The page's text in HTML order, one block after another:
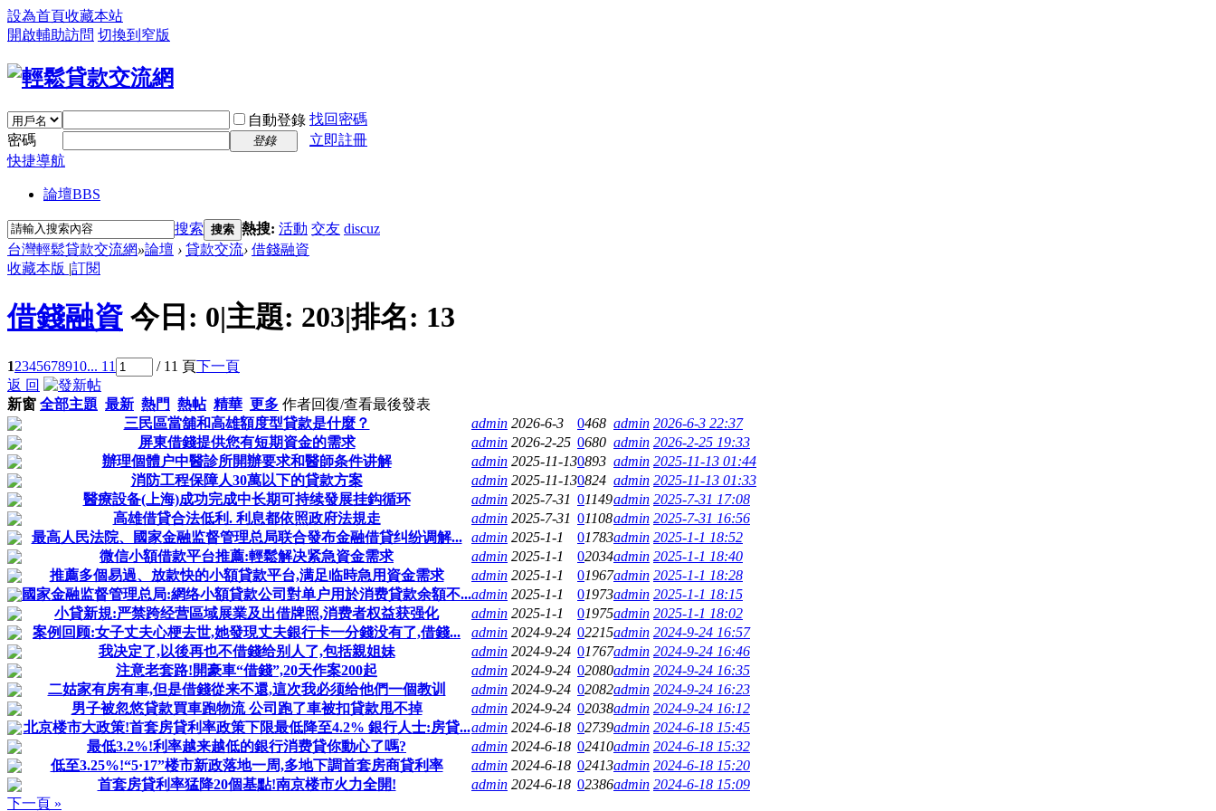
設為首頁收藏本站
開啟輔助訪問 切換到窄版
自動登錄 找回密碼
密碼
登錄
立即註冊
快捷導航
論壇BBS
搜索 搜索 熱搜: 活動 交友 discuz
台灣輕鬆貸款交流網»論壇 › 貸款交流› 借錢融資
收藏本版 |訂閱
借錢融資 今日: 0|主題: 203|排名: 13
12345678910... 11 / 11 頁下一頁
返 回
新窗 全部主題 最新 熱門 熱帖 精華 更多 作者回復/查看最後發表
三民區當舖和高雄額度型貸款是什麼？
admin 2026-6-3 0468 admin 2026-6-3 22:37
屏東借錢提供您有短期資金的需求
admin 2026-2-25 0680 admin 2026-2-25 19:33
辦理個體户中醫診所開辦要求和醫師条件讲解
admin 2025-11-130893 admin 2025-11-13 01:44
消防工程保障人30萬以下的貸款方案
admin 2025-11-130824 admin 2025-11-13 01:33
醫療設备(上海)成功完成中长期可持续發展挂鈎循环
admin 2025-7-31 01149admin 2025-7-31 17:08
高雄借貸合法低利. 利息都依照政府法規走
admin 2025-7-31 01108admin 2025-7-31 16:56
最高人民法院、國家金融监督管理总局联合發布金融借貸纠纷调解...
admin 2025-1-1 01783admin 2025-1-1 18:52
微信小額借款平台推薦:輕鬆解决紧急資金需求
admin 2025-1-1 02034admin 2025-1-1 18:40
推薦多個易過、放款快的小額貸款平台,满足临時急用資金需求
admin 2025-1-1 01967admin 2025-1-1 18:28
國家金融监督管理总局:網络小額貸款公司對单户用於消费貸款余額不...admin 2025-1-1 01973admin 2025-1-1 18:15
小貸新規:严禁跨经营區域展業及出借牌照,消费者权益获强化
admin 2025-1-1 01975admin 2025-1-1 18:02
案例回顾:女子丈夫心梗去世,她發現丈夫銀行卡一分錢没有了,借錢...
admin 2024-9-24 02215admin 2024-9-24 16:57
我决定了,以後再也不借錢给别人了,包括親姐妹
admin 2024-9-24 01767admin 2024-9-24 16:46
注意老套路!開豪車“借錢”,20天作案200起
admin 2024-9-24 02080admin 2024-9-24 16:35
二姑家有房有車,但是借錢從来不還,這次我必须给他們一個教训
admin 2024-9-24 02082admin 2024-9-24 16:23
男子被忽悠貸款買車跑物流 公司跑了車被扣貸款甩不掉
admin 2024-9-24 02038admin 2024-9-24 16:12
北京楼市大政策!首套房貸利率政策下限最低降至4.2% 銀行人士:房貸...admin 2024-6-18 02739admin 2024-6-18 15:45
最低3.2%!利率越来越低的銀行消费貸你動心了嗎?
admin 2024-6-18 02410admin 2024-6-18 15:32
低至3.25%!“5·17”楼市新政落地一周,多地下調首套房商貸利率
admin 2024-6-18 02413admin 2024-6-18 15:20
首套房貸利率猛降20個基點!南京楼市火力全開!
admin 2024-6-18 02386admin 2024-6-18 15:09
下一頁 »